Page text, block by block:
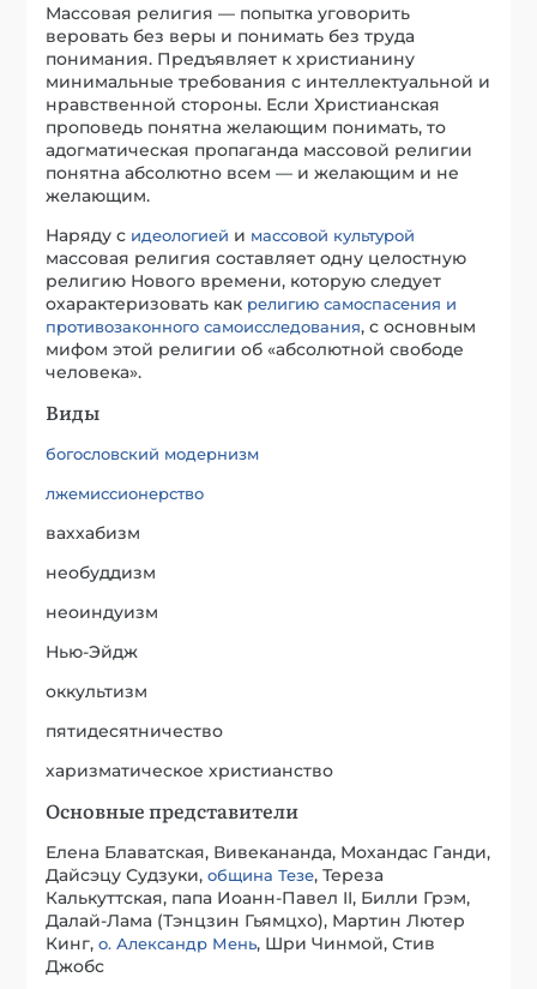
Массовая религия — попытка уговорить
веровать без веры и понимать без труда
понимания. Предъявляет к христианину
минимальные требования с интеллектуальной и
нравственной стороны. Если Христианская
проповедь понятна желающим понимать, то
адогматическая пропаганда массовой религии
понятна абсолютно всем — и желающим и не
желающим.
Наряду с идеологией и массовой культурой
массовая религия составляет одну целостную
религию Нового времени, которую следует
охарактеризовать как религию самоспасения и
противозаконного самоисследования, с основным
мифом этой религии об «абсолютной свободе
человека».
Виды
богословский модернизм
лжемиссионерство
ваххабизм
необуддизм
неоиндуизм
Нью-Эйдж
оккультизм
пятидесятничество
харизматическое христианство
Основные представители
Елена Блаватская, Вивекананда, Мохандас Ганди,
Дайсэцу Судзуки,община Тезе, Тереза
Калькуттская, папа Иоанн-Павел II, Билли Грэм,
Далай-Лама (Тэнцзин Гьямцхо), Мартин Лютер
Кинг,о. Александр Мень, Шри Чинмой, Стив
Джобс